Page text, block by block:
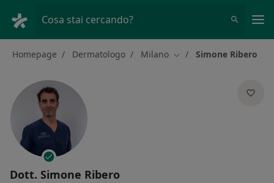
Cosa stai cercando?
Homepage Dermatologo Milano Cambia città
Simone Ribero
Dott. Simone Ribero